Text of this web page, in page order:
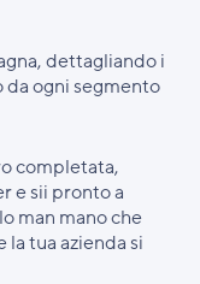
dettagliando i
ogni segmento
completata,
e sii pronto a
man mano che
tua azienda si